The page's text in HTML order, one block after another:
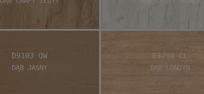
Dąb Jasny
D9103 OW
Dąb Londyn
D3798 CL